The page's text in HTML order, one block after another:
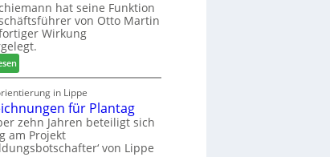
a
g
l
ä
d
t
z
u
m
T
r
hat seine Funktion
von Otto Martin
Wirkung
:
M
a
r
t
i
n
in Lippe
für Plantag
zehn Jahren beteiligt sich
am Projekt
von Lippe